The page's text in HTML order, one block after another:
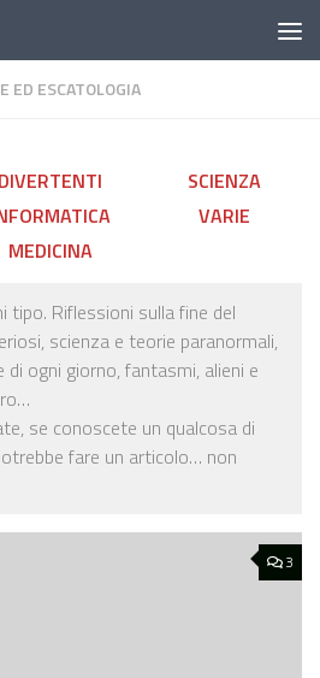
ED ESCATOLOGIA
DIVERTENTI
MEDICINA
SCIENZA
VARIE
tipo. Riflessioni sulla fine del
scienza e teorie paranormali,
ogni giorno, fantasmi, alieni e
se conoscete un qualcosa di
fare un articolo… non
3